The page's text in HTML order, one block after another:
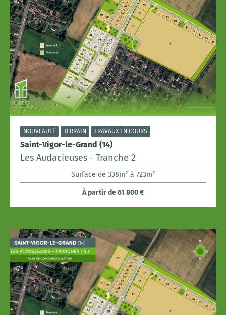
NOUVEAUTÉ TERRAIN TRAVAUX EN COURS
Saint-Vigor-le-Grand (14)
Les Audacieuses - Tranche 2
Surface de 338m² à 723m²
À partir de 61 800 €